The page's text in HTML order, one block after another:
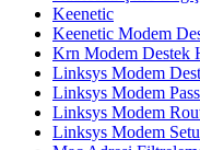
Keenetic
Keenetic Modem
Krn Modem Destek
Linksys Modem
Linksys Modem
Linksys Modem
Linksys Modem